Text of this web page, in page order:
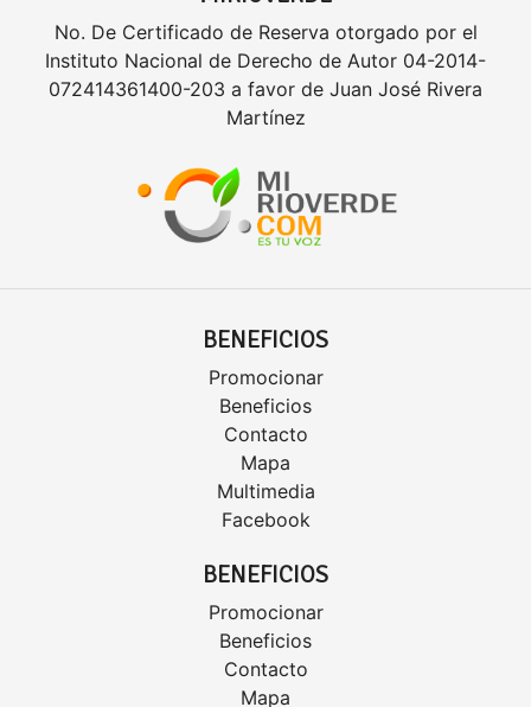
No. De Certificado de Reserva otorgado por el
Instituto Nacional de Derecho de Autor 04-2014-
072414361400-203 a favor de Juan José Rivera
Martínez
BENEFICIOS
Promocionar
Beneficios
Contacto
Mapa
Multimedia
Facebook
BENEFICIOS
Promocionar
Beneficios
Contacto
Mapa